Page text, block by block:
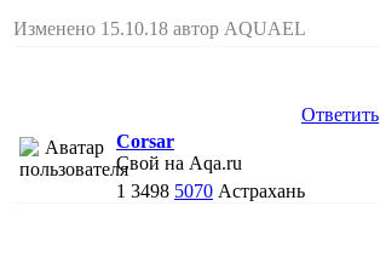
Изменено 15.10.18 автор AQUAEL
Ответить
Corsar
Свой на Aqa.ru
1 3498 5070 Астрахань